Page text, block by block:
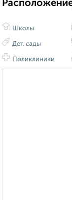
Школы
Дет. сады
Поликлиники